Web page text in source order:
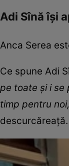
Adi Sînă își
Anca Serea
Ce spune Adi
pe toate și i se
timp pentru
descurcăreață.